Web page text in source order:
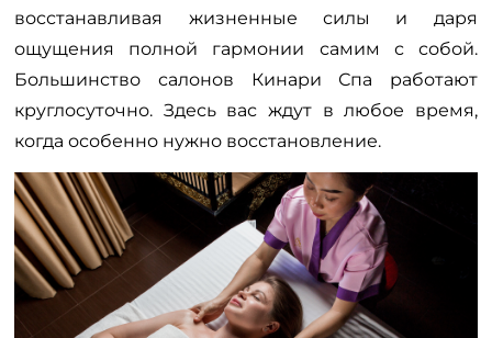
восстанавливая жизненные силы и даря
ощущения полной гармонии самим с собой.
Большинство салонов Кинари Спа работают
круглосуточно. Здесь вас ждут в любое время,
когда особенно нужно восстановление.